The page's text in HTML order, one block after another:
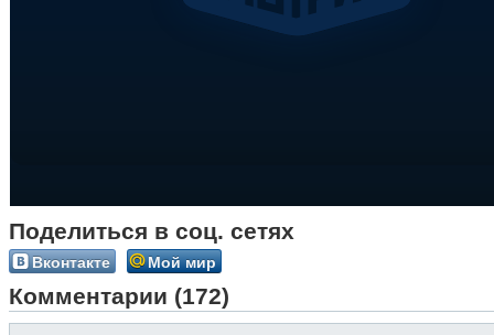
Поделиться в соц. сетях
Вконтакте Мой мир
Комментарии (172)